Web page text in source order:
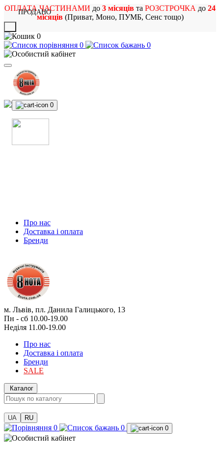
ОПЛАТА ЧАСТИНАМИ до 3 місяців та РОЗСТРОЧКА до 24
місяців(Приват, Моно, ПУМБ, Сенс тощо)
0
0
0
0
Про нас
Доставка і оплата
Бренди
м. Львів, пл. Данила Галицького, 13
Пн - сб 10.00-19.00
Неділя 11.00-19.00
Про нас
Доставка і оплата
Бренди
SALE
Каталог
UA RU
0 0 0
ПРОДАНО